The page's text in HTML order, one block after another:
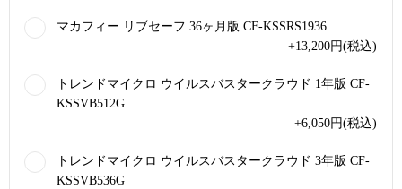
マカフィー リブセーフ 36ヶ月版 CF-KSSRS1936
+13,200円(税込)
トレンドマイクロ ウイルスバスタークラウド 1年版 CF-
KSSVB512G
+6,050円(税込)
トレンドマイクロ ウイルスバスタークラウド 3年版 CF-
KSSVB536G